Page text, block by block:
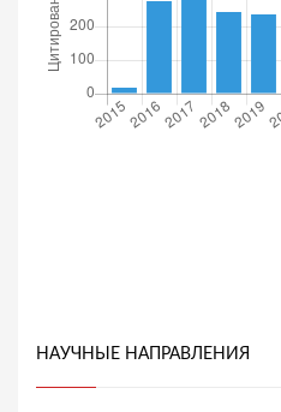
НАУЧНЫЕ НАПРАВЛЕНИЯ